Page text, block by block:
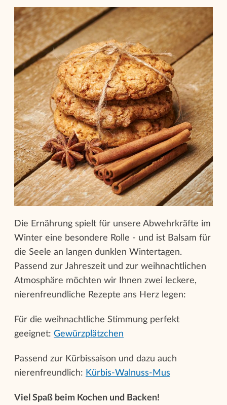
Die Ernährung spielt für unsere Abwehrkräfte im
Winter eine besondere Rolle - und ist Balsam für
die Seele an langen dunklen Wintertagen.
Passend zur Jahreszeit und zur weihnachtlichen
Atmosphäre möchten wir Ihnen zwei leckere,
nierenfreundliche Rezepte ans Herz legen:
Für die weihnachtliche Stimmung perfekt
geeignet: Gewürzplätzchen
Passend zur Kürbissaison und dazu auch
nierenfreundlich: Kürbis-Walnuss-Mus
Viel Spaß beim Kochen und Backen!